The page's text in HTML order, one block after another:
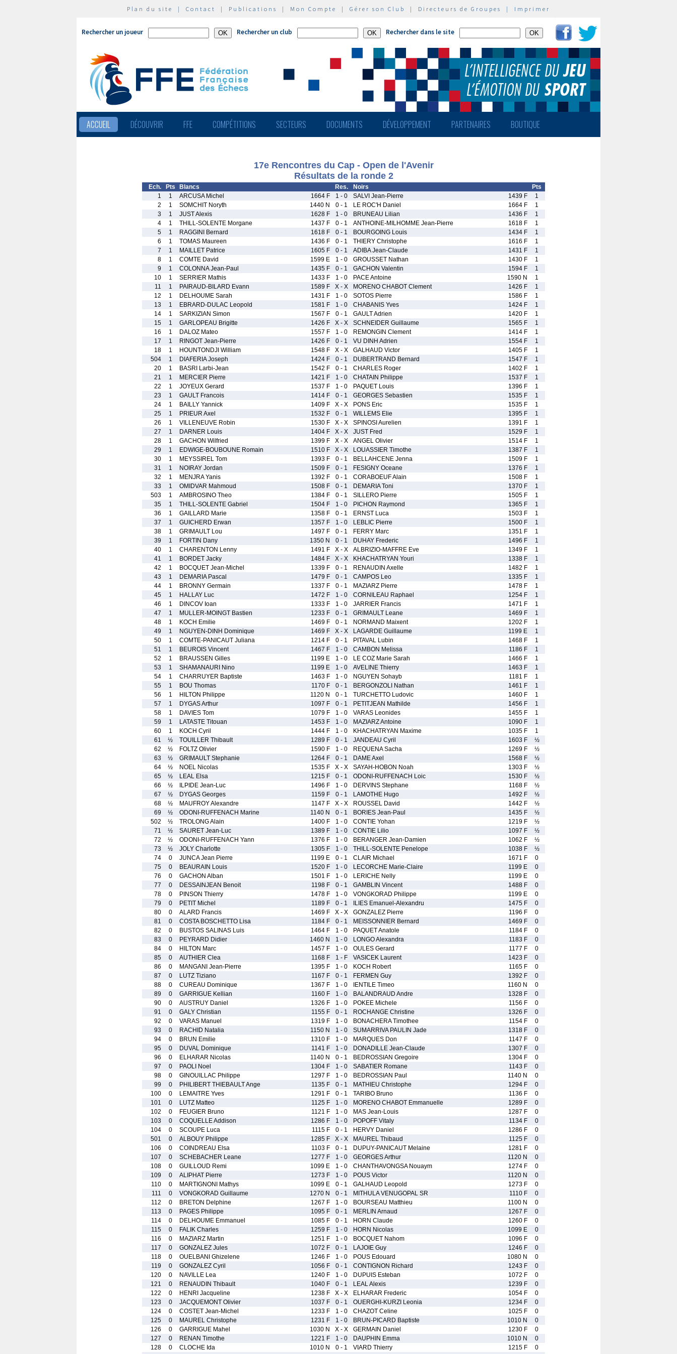
Plan du site | Contact | Publications | Mon Compte | Gérer son Club | Directeurs de Groupes | Imprimer
Rechercher un joueur Rechercher un club Rechercher dans le site
ACCUEIL DÉCOUVRIR FFE COMPÉTITIONS SECTEURS DOCUMENTS DÉVELOPPEMENT PARTENAIRES BOUTIQUE
17e Rencontres du Cap - Open de l'Avenir
Résultats de la ronde 2
Ech. Pts Blancs Res. Noirs
Pts
1
1 ARCUSA Michel 1664 F 1 - 0 SALVI Jean-Pierre 1439 F
1
2
1 SOMCHIT Noryth 1440 N 0 - 1 LE ROC'H Daniel 1664 F
1
3
1 JUST Alexis 1628 F 1 - 0 BRUNEAU Lilian 1436 F
1
4
1 THILL-SOLENTE Morgane 1437 F 0 - 1 ANTHOINE-MILHOMME Jean-Pierre 1618 F
1
5
1 RAGGINI Bernard 1618 F 0 - 1 BOURGOING Louis 1434 F
1
6
1 TOMAS Maureen 1436 F 0 - 1 THIERY Christophe 1616 F
1
7
1 MAILLET Patrice 1605 F 0 - 1 ADIBA Jean-Claude 1431 F
1
8
1 COMTE David 1599 E 1 - 0 GROUSSET Nathan 1430 F
1
9
1 COLONNA Jean-Paul 1435 F 0 - 1 GACHON Valentin 1594 F
1
10
1 SERRIER Mathis 1433 F 1 - 0 PACE Antoine 1590 N
1
11
1 PAIRAUD-BILARD Evann 1589 F X - X MORENO CHABOT Clement 1426 F
1
12
1 DELHOUME Sarah 1431 F 1 - 0 SOTOS Pierre 1586 F
1
13
1 EBRARD-DULAC Leopold 1581 F 1 - 0 CHABANIS Yves 1424 F
1
14
1 SARKIZIAN Simon 1567 F 0 - 1 GAULT Adrien 1420 F
1
15
1 GARLOPEAU Brigitte 1426 F X - X SCHNEIDER Guillaume 1565 F
1
16
1 DALOZ Mateo 1557 F 1 - 0 REMONGIN Clement 1414 F
1
17
1 RINGOT Jean-Pierre 1426 F 0 - 1 VU DINH Adrien 1554 F
1
18
1 HOUNTONDJI William 1548 F X - X GALHAUD Victor 1405 F
1
504
1 DIAFERIA Joseph 1424 F 0 - 1 DUBERTRAND Bernard 1547 F
1
20
1 BASRI Larbi-Jean 1542 F 0 - 1 CHARLES Roger 1402 F
1
21
1 MERCIER Pierre 1421 F 1 - 0 CHATAIN Philippe 1537 F
1
22
1 JOYEUX Gerard 1537 F 1 - 0 PAQUET Louis 1396 F
1
23
1 GAULT Francois 1414 F 0 - 1 GEORGES Sebastien 1535 F
1
24
1 BAILLY Yannick 1409 F X - X PONS Eric 1535 F
1
25
1 PRIEUR Axel 1532 F 0 - 1 WILLEMS Elie 1395 F
1
26
1 VILLENEUVE Robin 1530 F X - X SPINOSI Aurelien 1391 F
1
27
1 DARNER Louis 1404 F X - X JUST Fred 1529 F
1
28
1 GACHON Wilfried 1399 F X - X ANGEL Olivier 1514 F
1
29
1 EDWIGE-BOUBOUNE Romain 1510 F X - X LOUASSIER Timothe 1387 F
1
30
1 MEYSSIREL Tom 1393 F 0 - 1 BELLAHCENE Jenna 1509 F
1
31
1 NOIRAY Jordan 1509 F 0 - 1 FESIGNY Oceane 1376 F
1
32
1 MENJRA Yanis 1392 F 0 - 1 CORABOEUF Alain 1508 F
1
33
1 OMIDVAR Mahmoud 1508 F 0 - 1 DEMARIA Toni 1370 F
1
503
1 AMBROSINO Theo 1384 F 0 - 1 SILLERO Pierre 1505 F
1
35
1 THILL-SOLENTE Gabriel 1504 F 1 - 0 PICHON Raymond 1365 F
1
36
1 GAILLARD Marie 1358 F 0 - 1 ERNST Luca 1503 F
1
37
1 GUICHERD Erwan 1357 F 1 - 0 LEBLIC Pierre 1500 F
1
38
1 GRIMAULT Lou 1497 F 0 - 1 FERRY Marc 1351 F
1
39
1 FORTIN Dany 1350 N 0 - 1 DUHAY Frederic 1496 F
1
40
1 CHARENTON Lenny 1491 F X - X ALBRIZIO-MAFFRE Eve 1349 F
1
41
1 BORDET Jacky 1484 F X - X KHACHATRYAN Youri 1338 F
1
42
1 BOCQUET Jean-Michel 1339 F 0 - 1 RENAUDIN Axelle 1482 F
1
43
1 DEMARIA Pascal 1479 F 0 - 1 CAMPOS Leo 1335 F
1
44
1 BRONNY Germain 1337 F 0 - 1 MAZIARZ Pierre 1478 F
1
45
1 HALLAY Luc 1472 F 1 - 0 CORNILEAU Raphael 1254 F
1
46
1 DINCOV Ioan 1333 F 1 - 0 JARRIER Francis 1471 F
1
47
1 MULLER-MOINGT Bastien 1233 F 0 - 1 GRIMAULT Leane 1469 F
1
48
1 KOCH Emilie 1469 F 0 - 1 NORMAND Maixent 1202 F
1
49
1 NGUYEN-DINH Dominique 1469 F X - X LAGARDE Guillaume 1199 E
1
50
1 COMTE-PANICAUT Juliana 1214 F 0 - 1 PITAVAL Lubin 1468 F
1
51
1 BEUROIS Vincent 1467 F 1 - 0 CAMBON Melissa 1186 F
1
52
1 BRAUSSEN Gilles 1199 E 1 - 0 LE COZ Marie Sarah 1466 F
1
53
1 SHAMANAURI Nino 1199 E 1 - 0 AVELINE Thierry 1463 F
1
54
1 CHARRUYER Baptiste 1463 F 1 - 0 NGUYEN Sohayb 1181 F
1
55
1 BOU Thomas 1170 F 0 - 1 BERGONZOLI Nathan 1461 F
1
56
1 HILTON Philippe 1120 N 0 - 1 TURCHETTO Ludovic 1460 F
1
57
1 DYGAS Arthur 1097 F 0 - 1 PETITJEAN Mathilde 1456 F
1
58
1 DAVIES Tom 1079 F 1 - 0 VARAS Leonides 1455 F
1
59
1 LATASTE Titouan 1453 F 1 - 0 MAZIARZ Antoine 1090 F
1
60
1 KOCH Cyril 1444 F 1 - 0 KHACHATRYAN Maxime 1035 F
1
61
½ TOUILLER Thibault 1289 F 0 - 1 JANDEAU Cyril 1603 F
½
62
½ FOLTZ Olivier 1590 F 1 - 0 REQUENA Sacha 1269 F
½
63
½ GRIMAULT Stephanie 1264 F 0 - 1 DAME Axel 1568 F
½
64
½ NOEL Nicolas 1535 F X - X SAYAH-HOBON Noah 1303 F
½
65
½ LEAL Elsa 1215 F 0 - 1 ODONI-RUFFENACH Loic 1530 F
½
66
½ ILPIDE Jean-Luc 1496 F 1 - 0 DERVINS Stephane 1168 F
½
67
½ DYGAS Georges 1159 F 0 - 1 LAMOTHE Hugo 1492 F
½
68
½ MAUFROY Alexandre 1147 F X - X ROUSSEL David 1442 F
½
69
½ ODONI-RUFFENACH Marine 1140 N 0 - 1 BORIES Jean-Paul 1435 F
½
502
½ TROLONG Alain 1400 F 1 - 0 CONTIE Yohan 1219 F
½
71
½ SAURET Jean-Luc 1389 F 1 - 0 CONTIE Lilio 1097 F
½
72
½ ODONI-RUFFENACH Yann 1376 F 1 - 0 BERANGER Jean-Damien 1062 F
½
73
½ JOLY Charlotte 1305 F 1 - 0 THILL-SOLENTE Penelope 1038 F
½
74
0 JUNCA Jean Pierre 1199 E 0 - 1 CLAIR Michael 1671 F
0
75
0 BEAURAIN Louis 1520 F 1 - 0 LECORCHE Marie-Claire 1199 E
0
76
0 GACHON Alban 1501 F 1 - 0 LERICHE Nelly 1199 E
0
77
0 DESSAINJEAN Benoit 1198 F 0 - 1 GAMBLIN Vincent 1488 F
0
78
0 PINSON Thierry 1478 F 1 - 0 VONGKORAD Philippe 1199 E
0
79
0 PETIT Michel 1189 F 0 - 1 ILIES Emanuel-Alexandru 1475 F
0
80
0 ALARD Francis 1469 F X - X GONZALEZ Pierre 1196 F
0
81
0 COSTA BOSCHETTO Lisa 1184 F 0 - 1 MEISSONNIER Bernard 1469 F
0
82
0 BUSTOS SALINAS Luis 1464 F 1 - 0 PAQUET Anatole 1184 F
0
83
0 PEYRARD Didier 1460 N 1 - 0 LONGO Alexandra 1183 F
0
84
0 HILTON Marc 1457 F 1 - 0 OULES Gerard 1177 F
0
85
0 AUTHIER Clea 1168 F 1 - F VASICEK Laurent 1423 F
0
86
0 MANGANI Jean-Pierre 1395 F 1 - 0 KOCH Robert 1165 F
0
87
0 LUTZ Tiziano 1167 F 0 - 1 FERMEN Guy 1392 F
0
88
0 CUREAU Dominique 1367 F 1 - 0 IENTILE Timeo 1160 N
0
89
0 GARRIGUE Kellian 1160 F 1 - 0 BALANDRAUD Andre 1328 F
0
90
0 AUSTRUY Daniel 1326 F 1 - 0 POKEE Michele 1156 F
0
91
0 GALY Christian 1155 F 0 - 1 ROCHANGE Christine 1326 F
0
92
0 VARAS Manuel 1319 F 1 - 0 BONACHERA Timothee 1154 F
0
93
0 RACHID Natalia 1150 N 1 - 0 SUMARRIVA PAULIN Jade 1318 F
0
94
0 BRUN Emilie 1310 F 1 - 0 MARQUES Don 1147 F
0
95
0 DUVAL Dominique 1141 F 1 - 0 DONADILLE Jean-Claude 1307 F
0
96
0 ELHARAR Nicolas 1140 N 0 - 1 BEDROSSIAN Gregoire 1304 F
0
97
0 PAOLI Noel 1304 F 1 - 0 SABATIER Romane 1143 F
0
98
0 GINOUILLAC Philippe 1297 F 1 - 0 BEDROSSIAN Paul 1140 N
0
99
0 PHILIBERT THIEBAULT Ange 1135 F 0 - 1 MATHIEU Christophe 1294 F
0
100
0 LEMAITRE Yves 1291 F 0 - 1 TARIBO Bruno 1136 F
0
101
0 LUTZ Matteo 1125 F 1 - 0 MORENO CHABOT Emmanuelle 1289 F
0
102
0 FEUGIER Bruno 1121 F 1 - 0 MAS Jean-Louis 1287 F
0
103
0 COQUELLE Addison 1286 F 1 - 0 POPOFF Vitaly 1134 F
0
104
0 SCOUPE Luca 1115 F 0 - 1 HERVY Daniel 1286 F
0
501
0 ALBOUY Philippe 1285 F X - X MAUREL Thibaud 1125 F
0
106
0 COINDREAU Elsa 1103 F 0 - 1 DUPUY-PANICAUT Melaine 1281 F
0
107
0 SCHEBACHER Leane 1277 F 1 - 0 GEORGES Arthur 1120 N
0
108
0 GUILLOUD Remi 1099 E 1 - 0 CHANTHAVONGSA Nouaym 1274 F
0
109
0 ALIPHAT Pierre 1273 F 1 - 0 POUS Victor 1120 N
0
110
0 MARTIGNONI Mathys 1099 E 0 - 1 GALHAUD Leopold 1273 F
0
111
0 VONGKORAD Guillaume 1270 N 0 - 1 MITHULA VENUGOPAL SR 1110 F
0
112
0 BRETON Delphine 1267 F 1 - 0 BOURSEAU Matthieu 1100 N
0
113
0 PAGES Philippe 1095 F 0 - 1 MERLIN Arnaud 1267 F
0
114
0 DELHOUME Emmanuel 1085 F 0 - 1 HORN Claude 1260 F
0
115
0 FALIK Charles 1259 F 1 - 0 HORN Nicolas 1099 E
0
116
0 MAZIARZ Martin 1251 F 1 - 0 BOCQUET Nahom 1096 F
0
117
0 GONZALEZ Jules 1072 F 0 - 1 LAJOIE Guy 1246 F
0
118
0 OUELBANI Ghizelene 1246 F 1 - 0 POUS Edouard 1080 N
0
119
0 GONZALEZ Cyril 1056 F 0 - 1 CONTIGNON Richard 1243 F
0
120
0 NAVILLE Lea 1240 F 1 - 0 DUPUIS Esteban 1072 F
0
121
0 RENAUDIN Thibault 1040 F 0 - 1 LEAL Alexis 1239 F
0
122
0 HENRI Jacqueline 1238 F X - X ELHARAR Frederic 1054 F
0
123
0 JACQUEMONT Olivier 1037 F 0 - 1 OUERGHI-KURZI Leonia 1234 F
0
124
0 COSTET Jean-Michel 1233 F 1 - 0 CHAZOT Celine 1025 F
0
125
0 MAUREL Christophe 1231 F 1 - 0 BRUN-PICARD Baptiste 1010 N
0
126
0 GARRIGUE Mahel 1030 N X - X GERMAIN Daniel 1230 F
0
127
0 RENAN Timothe 1221 F 1 - 0 DAUPHIN Emma 1010 N
0
128
0 CLOCHE Ida 1010 N 0 - 1 VIARD Thierry 1215 F
0